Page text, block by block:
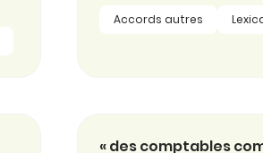
Accords autres
« des comptables